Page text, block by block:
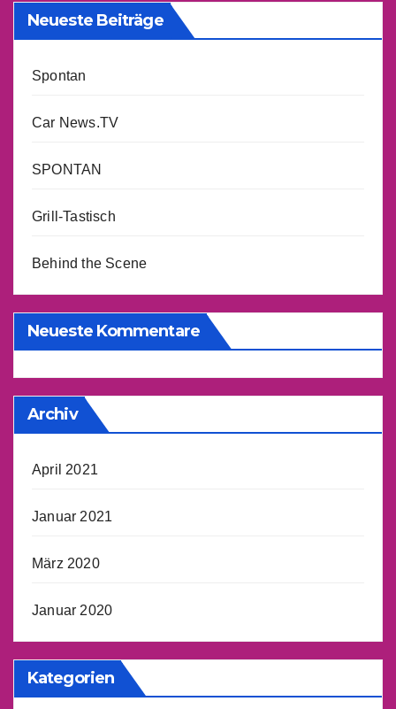
Neueste Beiträge
Spontan
Car News.TV
SPONTAN
Grill-Tastisch
Behind the Scene
Neueste Kommentare
Archiv
April 2021
Januar 2021
März 2020
Januar 2020
Kategorien